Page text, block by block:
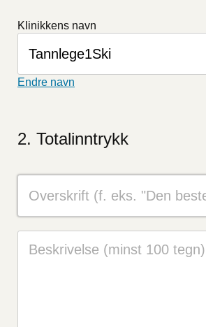
Klinikkens navn
Endre navn
Totalinntrykk